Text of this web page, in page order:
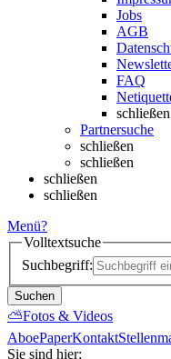
Jobs
AGB
FAQ
schließen
Partnersuche
schließen
schließen
schließen
schließen
Menü?
Volltextsuche
Suchbegriff:
Suchen
⛅Fotos & Videos
AboePaperKontakt
Sie sind hier: